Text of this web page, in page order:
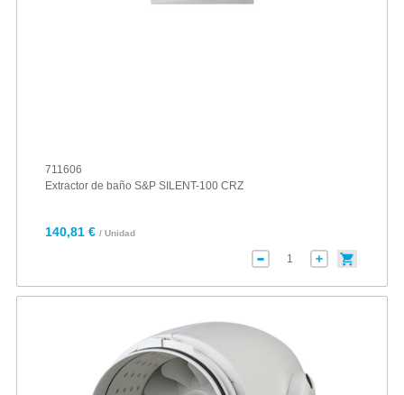
711606
Extractor de baño S&P SILENT-100 CRZ
140,81 € / Unidad